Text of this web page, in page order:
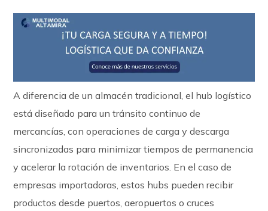
A diferencia de un almacén tradicional, el hub logístico
está diseñado para un tránsito continuo de
mercancías, con operaciones de carga y descarga
sincronizadas para minimizar tiempos de permanencia
y acelerar la rotación de inventarios. En el caso de
empresas importadoras, estos hubs pueden recibir
productos desde puertos, aeropuertos o cruces